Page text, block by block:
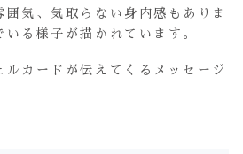
気、気取らない身内感もありま
る様子が描かれています。
ルカードが伝えてくるメッセージ